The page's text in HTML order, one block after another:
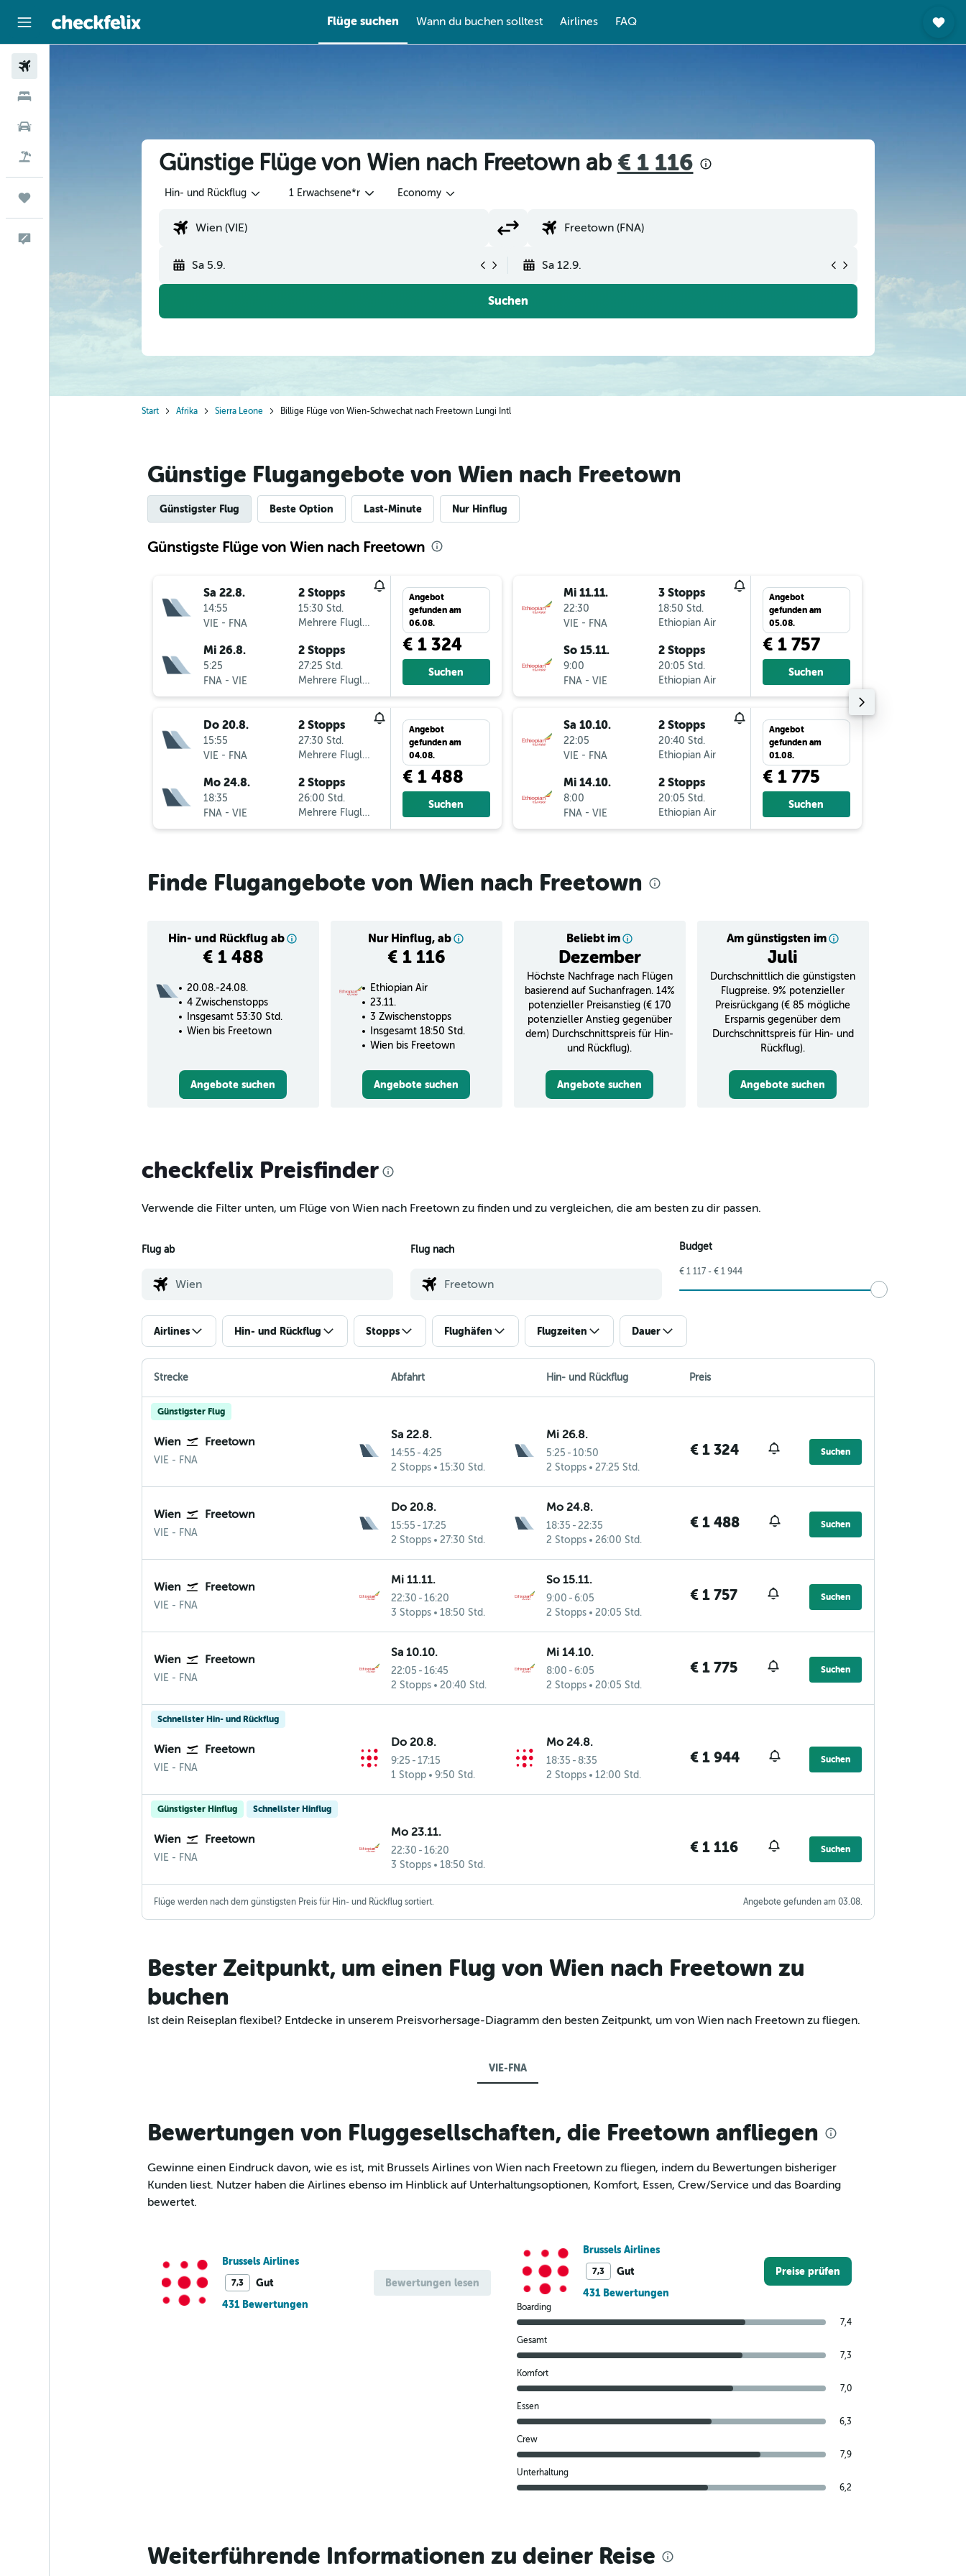
Flüge suchen Wann du buchen solltest Airlines FAQ
Günstige Flüge von Wien nach Freetown ab € 1 116
Hin- und Rückflug 1 Erwachsene*r Economy
Sa 5.9. Sa 12.9.
Suchen
Start Afrika Sierra Leone Billige Flüge von Wien-Schwechat nach Freetown Lungi Intl
Günstige Flugangebote von Wien nach Freetown
Günstigster Flug Beste Option Last-Minute Nur Hinflug
Günstigste Flüge von Wien nach Freetown
Sa 22.8.
14:55
VIE - FNA
2 Stopps
15:30 Std.
Mehrere Fluglinien
Mi 26.8.
5:25
FNA - VIE
2 Stopps
27:25 Std.
Mehrere Fluglinien
Angebot
gefunden am
06.08.
€ 1 324
Suchen
Do 20.8.
15:55
VIE - FNA
2 Stopps
27:30 Std.
Mehrere Fluglinien
Mo 24.8.
18:35
FNA - VIE
2 Stopps
26:00 Std.
Mehrere Fluglinien
Angebot
gefunden am
04.08.
€ 1 488
Suchen
Mi 11.11.
22:30
VIE - FNA
3 Stopps
18:50 Std.
Ethiopian Air
So 15.11.
9:00
FNA - VIE
2 Stopps
20:05 Std.
Ethiopian Air
Angebot
gefunden am
05.08.
€ 1 757
Suchen
Sa 10.10.
22:05
VIE - FNA
2 Stopps
20:40 Std.
Ethiopian Air
Mi 14.10.
8:00
FNA - VIE
2 Stopps
20:05 Std.
Ethiopian Air
Angebot
gefunden am
01.08.
€ 1 775
Suchen
Finde Flugangebote von Wien nach Freetown
Hin- und Rückflug ab
€ 1 488
Nur Hinflug, ab
€ 1 116
Beliebt im
Dezember
Am günstigsten im
Juli
20.08.-24.08.
4 Zwischenstopps
Insgesamt 53:30 Std.
Wien bis Freetown
Angebote suchen
Ethiopian Air
23.11.
3 Zwischenstopps
Insgesamt 18:50 Std.
Wien bis Freetown
Angebote suchen
Höchste Nachfrage nach Flügen
basierend auf Suchanfragen. 14%
potenzieller Preisanstieg (€ 170
potenzieller Anstieg gegenüber
dem) Durchschnittspreis für Hin-
und Rückflug).
Angebote suchen
Durchschnittlich die günstigsten
Flugpreise. 9% potenzieller
Preisrückgang (€ 85 mögliche
Ersparnis gegenüber dem
Durchschnittspreis für Hin- und
Rückflug).
Angebote suchen
checkfelix Preisfinder
Verwende die Filter unten, um Flüge von Wien nach Freetown zu finden und zu vergleichen, die am besten zu dir passen.
Flug ab Flug nach Budget
€ 1 117 - € 1 944
Airlines Hin- und Rückflug Stopps Flughäfen Flugzeiten Dauer
Strecke Abfahrt Hin- und Rückflug Preis
Günstigster Flug
Wien Freetown
VIE Wien-Schwechat
- FNA
Sa 22.8.
14:55 - 4:25
2 Stopps
15:30 Std.
Mi 26.8.
5:25 - 10:50
2 Stopps
27:25 Std.
€ 1 324 Suchen
Wien Freetown
VIE Wien-Schwechat
- FNA
Do 20.8.
15:55 - 17:25
2 Stopps
27:30 Std.
Mo 24.8.
18:35 - 22:35
2 Stopps
26:00 Std.
€ 1 488 Suchen
Wien Freetown
VIE Wien-Schwechat
- FNA
Mi 11.11.
22:30 - 16:20
3 Stopps
18:50 Std.
So 15.11.
9:00 - 6:05
2 Stopps
20:05 Std.
€ 1 757 Suchen
Wien Freetown
VIE Wien-Schwechat
- FNA
Sa 10.10.
22:05 - 16:45
2 Stopps
20:40 Std.
Mi 14.10.
8:00 - 6:05
2 Stopps
20:05 Std.
€ 1 775 Suchen
Schnellster Hin- und Rückflug
Wien Freetown
VIE Wien-Schwechat
- FNA
Do 20.8.
9:25 - 17:15
1 Stopp
9:50 Std.
Mo 24.8.
18:35 - 8:35
2 Stopps
12:00 Std.
€ 1 944 Suchen
Günstigster Hinflug Schnellster Hinflug
Wien Freetown
VIE Wien-Schwechat
- FNA
Mo 23.11.
22:30 - 16:20
3 Stopps
18:50 Std.
€ 1 116 Suchen
Flüge werden nach dem günstigsten Preis für Hin- und Rückflug sortiert. Angebote gefunden am 03.08.
Bester Zeitpunkt, um einen Flug von Wien nach Freetown zu
buchen
Ist dein Reiseplan flexibel? Entdecke in unserem Preisvorhersage-Diagramm den besten Zeitpunkt, um von Wien nach Freetown zu fliegen.
VIE-FNA
Bewertungen von Fluggesellschaften, die Freetown anfliegen
Gewinne einen Eindruck davon, wie es ist, mit Brussels Airlines von Wien nach Freetown zu fliegen, indem du Bewertungen bisheriger
Kunden liest. Nutzer haben die Airlines ebenso im Hinblick auf Unterhaltungsoptionen, Komfort, Essen, Crew/Service und das Boarding
bewertet.
Brussels Airlines
7,3
Gut
431 Bewertungen
Bewertungen lesen
Brussels Airlines
7,3
Gut
431 Bewertungen
Preise prüfen
Boarding
7,4
Gesamt
7,3
Komfort
7,0
Essen
6,3
Crew
7,9
Unterhaltung
6,2
Weiterführende Informationen zu deiner Reise